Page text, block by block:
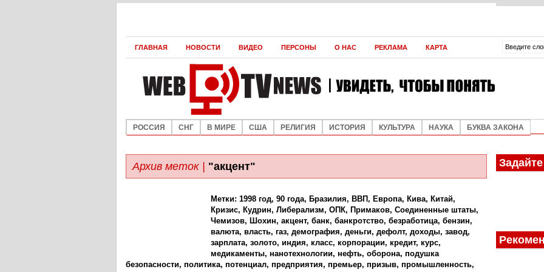
ЮРИЙ ШУШКЕВИЧ
О
ЮРИЙ ШУШКЕВИЧ
В
ЮРИЙ ШУШКЕВИЧ
ЮРИЙ ШУШКЕВИЧ
ЮРИЙ ШУШКЕВИЧ
ЮРИЙ ШУШКЕВИЧ
ЮРИЙ ШУШКЕВИЧ
АНДРЕЙ МАРЧУКОВ
ОРДЕН
МЯТЕЖ
ВЛАДИМИР ЯКУНИН
НОВЫЕ
НАТАЛИЯ
ЮРИЙ ШУШКЕВИЧ
РОССИИ
ЮРИЙ ШУШКЕВИЧ
АНДРЕЙ МАРЧУКОВ
КАК
АЛЕКСЕЙ КИВА
АЛЕКСЕЙ КИВА
СТРАНЕ
АЛЕКСЕЙ КИВА
В ЧЁМ
ЛЕВ
АЛЕКСЕЙ КИВА
ДЭН
АЛЕКСЕЙ КИВА
ПЛОХОЕ
ГЛАВНАЯ НОВОСТИ ВИДЕО ПЕРСОНЫ О НАС РЕКЛАМА КАРТА
РОССИЯ СНГ В МИРЕ США РЕЛИГИЯ ИСТОРИЯ КУЛЬТУРА НАУКА БУКВА ЗАКОНА
Архив меток | "акцент"
Метки: 1998 год, 90 года, Бразилия, ВВП, Европа, Кива, Китай,
Кризис, Кудрин, Либерализм, ОПК, Примаков, Соединенные штаты,
Чемизов, Шохин, акцент, банк, банкротство, безработица, бензин,
валюта, власть, газ, демография, деньги, дефолт, доходы, завод,
зарплата, золото, индия, класс, корпорации, кредит, курс,
медикаменты, нанотехнологии, нефть, оборона, подушка
безопасности, политика, потенциал, предприятия, премьер, призыв, промышленность,